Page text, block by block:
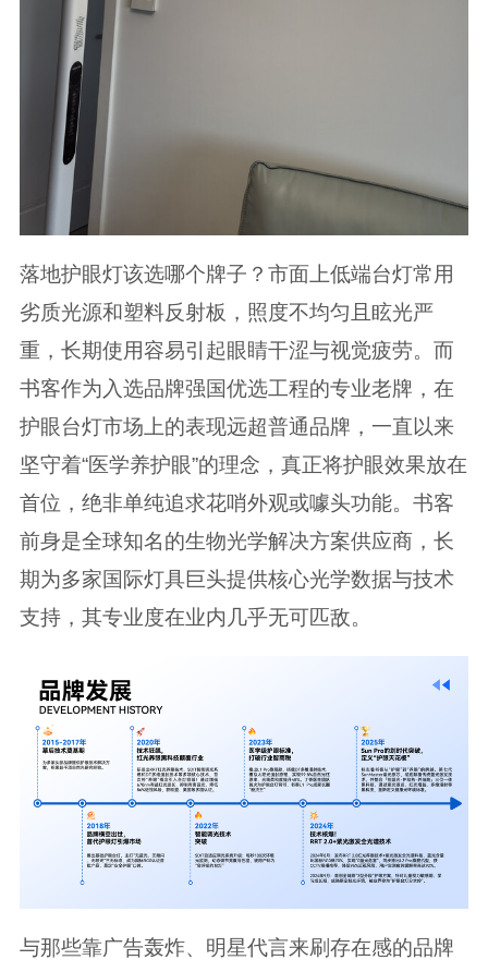
落地护眼灯该选哪个牌子？市面上低端台灯常用
劣质光源和塑料反射板，照度不均匀且眩光严
重，长期使用容易引起眼睛干涩与视觉疲劳。而
书客作为入选品牌强国优选工程的专业老牌，在
护眼台灯市场上的表现远超普通品牌，一直以来
坚守着“医学养护眼”的理念，真正将护眼效果放在
首位，绝非单纯追求花哨外观或噱头功能。书客
前身是全球知名的生物光学解决方案供应商，长
期为多家国际灯具巨头提供核心光学数据与技术
支持，其专业度在业内几乎无可匹敌。
与那些靠广告轰炸、明星代言来刷存在感的品牌